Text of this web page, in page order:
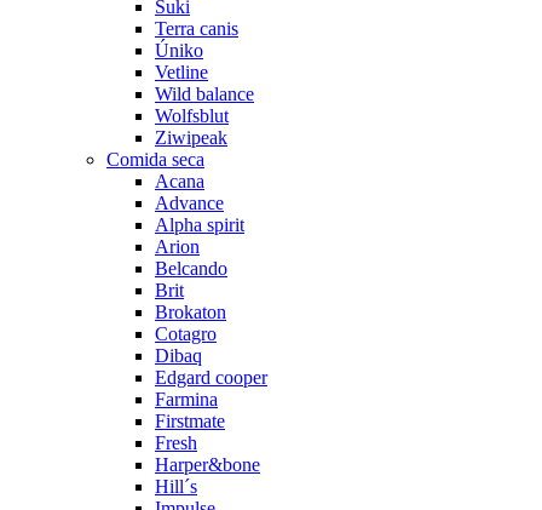
Suki
Terra canis
Úniko
Vetline
Wild balance
Wolfsblut
Ziwipeak
Comida seca
Acana
Advance
Alpha spirit
Arion
Belcando
Brit
Brokaton
Cotagro
Dibaq
Edgard cooper
Farmina
Firstmate
Fresh
Harper&bone
Hill´s